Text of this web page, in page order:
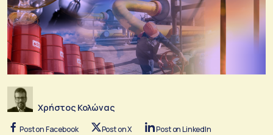
Χρήστος Κολώνας
Post on Facebook Post on X Post on LinkedIn